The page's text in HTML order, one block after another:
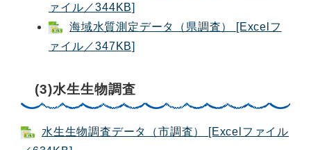
ァイル／344KB]
海域水質測定データ（県調査） [Excelフ
ァイル／347KB]
(3)水生生物調査
水生生物調査データ（市調査） [Excelファイル